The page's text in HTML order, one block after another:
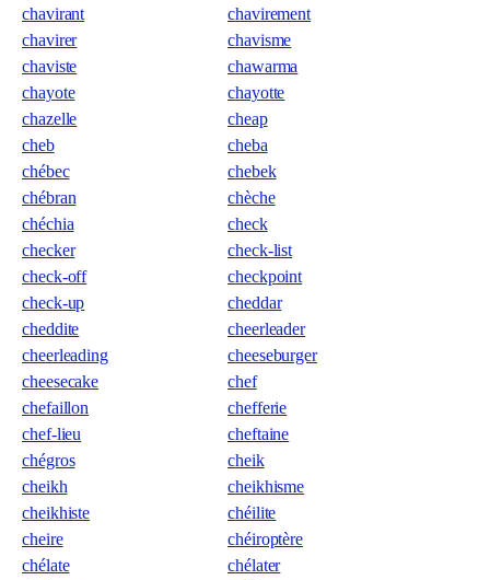
chavirant
chavirement
chavirer
chavisme
chaviste
chawarma
chayote
chayotte
chazelle
cheap
cheb
cheba
chébec
chebek
chébran
chèche
chéchia
check
checker
check-list
check-off
checkpoint
check-up
cheddar
cheddite
cheerleader
cheerleading
cheeseburger
cheesecake
chef
chefaillon
chefferie
chef-lieu
cheftaine
chégros
cheik
cheikh
cheikhisme
cheikhiste
chéilite
cheire
chéiroptère
chélate
chélater